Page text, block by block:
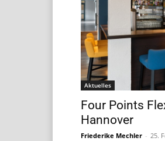
Aktuelles
Four Points
Hannover
Friederike Mechler - 25.